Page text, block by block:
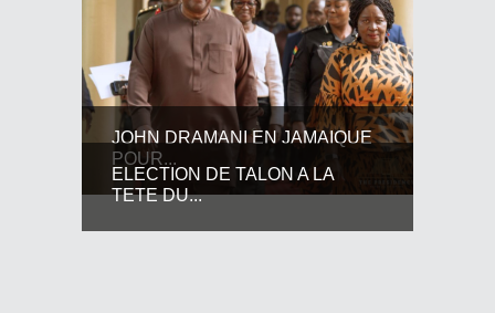
JOHN DRAMANI EN JAMAIQUE
POUR...
ELECTION DE TALON A LA
TETE DU...